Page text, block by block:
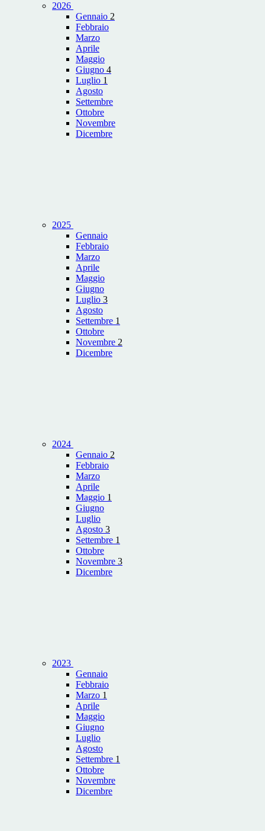
2026
Gennaio 2
Febbraio
Marzo
Aprile
Maggio
Giugno 4
Luglio 1
Agosto
Settembre
Ottobre
Novembre
Dicembre
2025
Gennaio
Febbraio
Marzo
Aprile
Maggio
Giugno
Luglio 3
Agosto
Settembre 1
Ottobre
Novembre 2
Dicembre
2024
Gennaio 2
Febbraio
Marzo
Aprile
Maggio 1
Giugno
Luglio
Agosto 3
Settembre 1
Ottobre
Novembre 3
Dicembre
2023
Gennaio
Febbraio
Marzo 1
Aprile
Maggio
Giugno
Luglio
Agosto
Settembre 1
Ottobre
Novembre
Dicembre